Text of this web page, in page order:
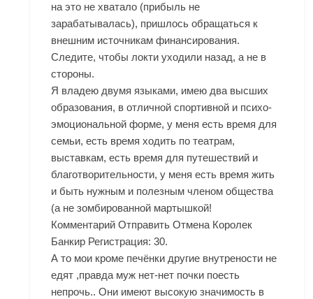
на это не хватало (прибыль не
зарабатывалась), пришлось обращаться к
внешним источникам финансирования.
Следите, чтобы локти уходили назад, а не в
стороны.
Я владею двумя языками, имею два высших
образования, в отличной спортивной и психо-
эмоциональной форме, у меня есть время для
семьи, есть время ходить по театрам,
выставкам, есть время для путешествий и
благотворительности, у меня есть время жить
и быть нужным и полезным членом общества
(а не зомбированной мартышкой!
Комментарий Отправить Отмена Королек
Банкир Регистрация: 30.
А то мои кроме печёнки другие внутрености не
едят ,правда муж нет-нет почки поесть
непрочь.. Они имеют высокую значимость в